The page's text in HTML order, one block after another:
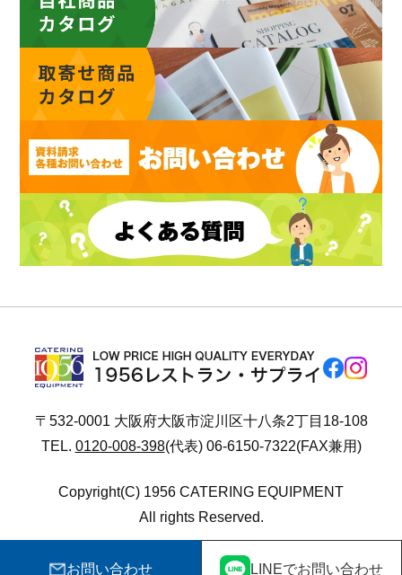
お問い合わせ LINEでお問い合わせ
〒532-0001 大阪府大阪市淀川区十八条2丁目18-108
TEL. 0120-008-398(代表) 06-6150-7322(FAX兼用)
Copyright(C) 1956 CATERING EQUIPMENT
All rights Reserved.